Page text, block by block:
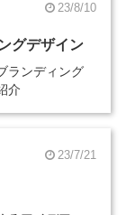
23/8/10
グデザイン
ランディング
介
23/7/21